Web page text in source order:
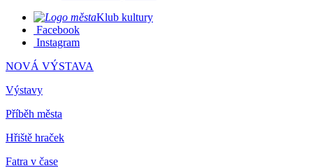
Klub kultury
Facebook
Instagram
NOVÁ VÝSTAVA
Výstavy
Příběh města
Hřiště hraček
Fatra v čase